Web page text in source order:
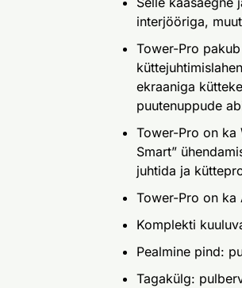
interjööriga,
Tower-Pro
ekraaniga
puutenuppude
Tower-Pro on ka
Smart”
juhtida ja
Tower-Pro on ka
Komplekti
Pealmine pind:
Tagakülg: